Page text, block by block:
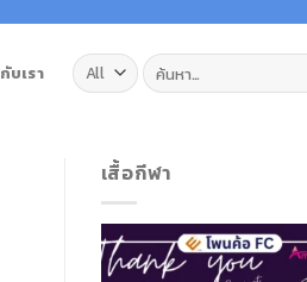
บเรา ค้นหา:
เสื้อกีฬา